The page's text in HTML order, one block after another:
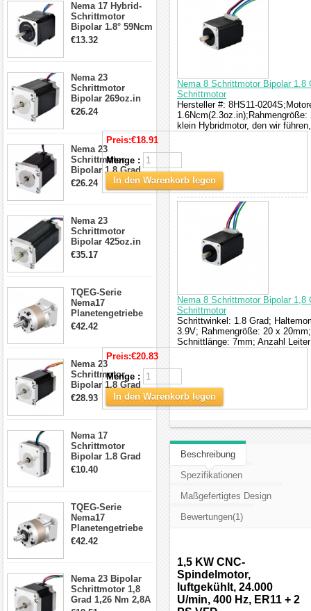
Schrittmotor
Nema 17 Hybrid-
Schrittmotor
Bipolar 1.8° 59Ncm
2A 4 Drähte mit 1m
€13.32
Nema 23
Schrittmotor
Bipolar 269oz.in
2,8A 57x57x76mm
Schrittmotor
23HS30-2804S
€26.24
Nema 23
Schrittmotor
Bipolar 1.8 Grad
1.9Nm 3A 3.36V 4
Drähte CNC
€26.24
Nema 23
Schrittmotor
Bipolar 425oz.in
4.2A 57x57x114mm
€35.17
TQEG-Serie
Nema17
Planetengetriebe
5:1 Spiel 15Arc-
Getriebe
Schrittmotor
€42.42
Nema 23
Schrittmotor
Bipolar 1,8 Grad
2,83Nm 4 A 2,26V
CNC Hybrid-
€28.93
Nema 17
Schrittmotor
Bipolar 1.8 Grad
8.7Ncm 1A 3.5V 4
€10.40
TQEG-Serie
Nema17
Planetengetriebe
10:1 Spiel 15Arc-
€42.42
Nema 23 Bipolar
Schrittmotor 1,8
Grad 1,26 Nm 2,8A
Nema 8 Schrittmotor Bipolar 1.8
Schrittmotor
Hersteller #: 8HS11-
klein Hybridmotor, den wir
Preis:€18.91
Menge :
In den Warenkorb legen
Nema 8 Schrittmotor Bipolar
Schrittmotor
Schrittwinkel: 1.8 Grad;
3.9V; Rahmengröße: 20 x
Schnittlänge: 7mm; Anzahl
Preis:€20.83
Menge :
In den Warenkorb legen
Beschreibung
Spezifikationen
Maßgefertigtes Design
Bewertungen(1)
1,5 KW CNC-
Spindelmotor,
luftgekühlt, 24.000
U/min, 400 Hz, ER11 + 2